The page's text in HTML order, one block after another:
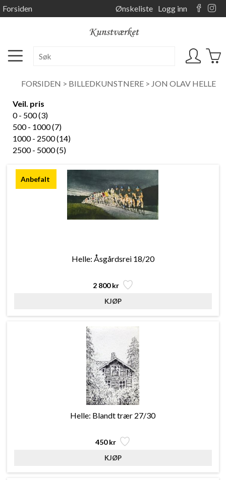
Forsiden Ønskeliste Logg inn
FORSIDEN > BILLEDKUNSTNERE > JON OLAV HELLE
Veil. pris
0 - 500 (3)
500 - 1000 (7)
1000 - 2500 (14)
2500 - 5000 (5)
Helle: Åsgårdsrei 18/20
2 800 kr
Helle: Blandt trær 27/30
450 kr